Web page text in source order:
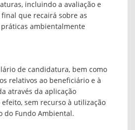
incluindo a avaliação e
que recairá sobre as
ambientalmente
de candidatura, bem como
relativos ao beneficiário e à
através da aplicação
sem recurso à utilização
do Fundo Ambiental.